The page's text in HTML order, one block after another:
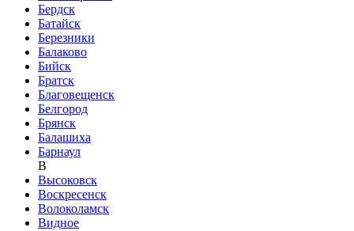
Бердск
Батайск
Березники
Балаково
Бийск
Братск
Благовещенск
Белгород
Брянск
Балашиха
Барнаул
В
Высоковск
Воскресенск
Волоколамск
Видное